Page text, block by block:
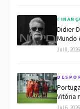
Didier
Mundo
Jul 8, 2026
Vitória